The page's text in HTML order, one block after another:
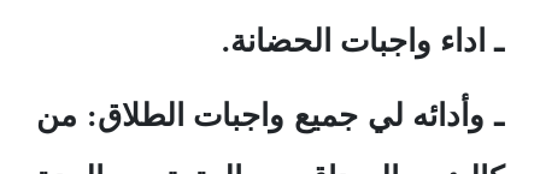
ـ اداء واجبات الحضانة.
ـ وأدائه لي جميع واجبات الطلاق: من